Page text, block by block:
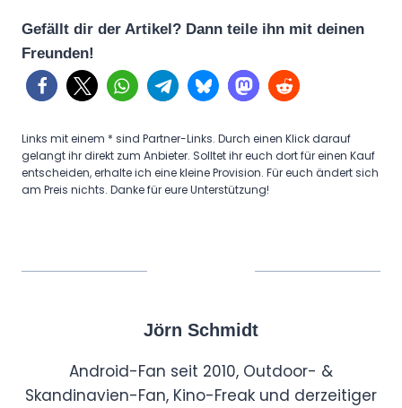
Gefällt dir der Artikel? Dann teile ihn mit deinen
Freunden!
Links mit einem * sind Partner-Links. Durch einen Klick darauf
gelangt ihr direkt zum Anbieter. Solltet ihr euch dort für einen Kauf
entscheiden, erhalte ich eine kleine Provision. Für euch ändert sich
am Preis nichts. Danke für eure Unterstützung!
Jörn Schmidt
Android-Fan seit 2010, Outdoor- &
Skandinavien-Fan, Kino-Freak und derzeitiger